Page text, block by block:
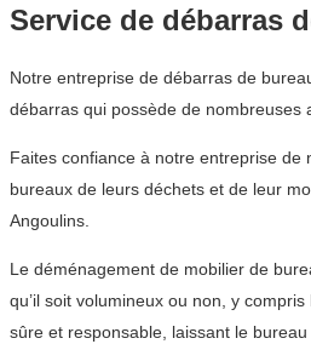
Service de débarras
Notre entreprise de débarras de
débarras qui possède de nombreuses
Faites confiance à notre entreprise de
bureaux de leurs déchets et de leur
Angoulins.
Le déménagement de mobilier de
qu’il soit volumineux ou non, y
sûre et responsable, laissant le